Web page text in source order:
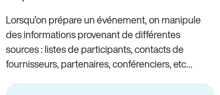
Lorsqu’on prépare un événement, on manipule
des informations provenant de différentes
sources : listes de participants, contacts de
fournisseurs, partenaires, conférenciers, etc…